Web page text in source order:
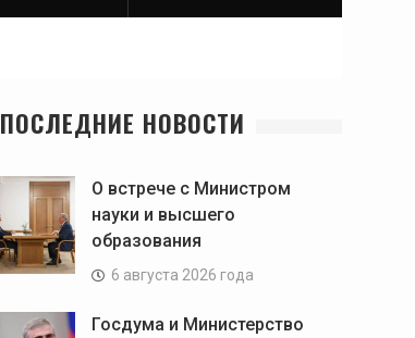
ПОСЛЕДНИЕ НОВОСТИ
О встрече с Министром
науки и высшего
образования
6 августа 2026 года
Госдума и Министерство